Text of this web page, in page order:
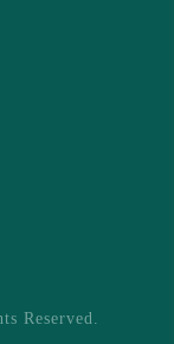
Reserved.